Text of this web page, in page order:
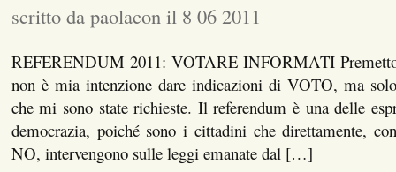
scritto da paolacon il 8 06 2011
REFERENDUM 2011: VOTARE INFORMATI
non è mia intenzione dare indicazioni di VOTO, ma
che mi sono state richieste. Il referendum è una delle
democrazia, poiché sono i cittadini che direttamente,
NO, intervengono sulle leggi emanate dal […]